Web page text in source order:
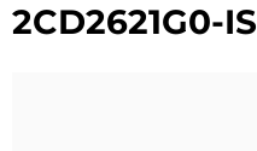
2CD2621G0-IS